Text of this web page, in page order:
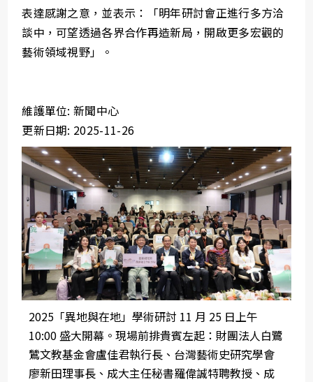
表達感謝之意，並表示：「明年研討會正進行多方洽
談中，可望透過各界合作再造新局，開啟更多宏觀的
藝術領域視野」。
維護單位: 新聞中心
更新日期: 2025-11-26
2025「異地與在地」學術研討 11 月 25 日上午
10:00 盛大開幕。現場前排貴賓左起：財團法人白鷺
鷥文教基金會盧佳君執行長、台灣藝術史研究學會
廖新田理事長、成大主任秘書羅偉誠特聘教授、成